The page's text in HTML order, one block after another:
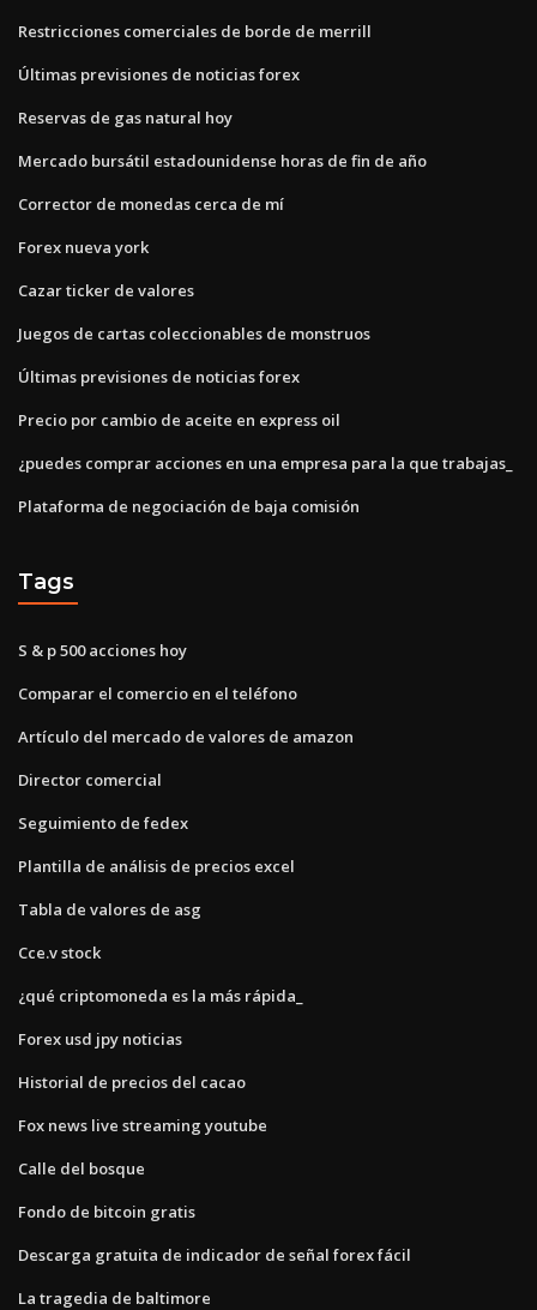
Restricciones comerciales de borde de merrill
Últimas previsiones de noticias forex
Reservas de gas natural hoy
Mercado bursátil estadounidense horas de fin de año
Corrector de monedas cerca de mí
Forex nueva york
Cazar ticker de valores
Juegos de cartas coleccionables de monstruos
Últimas previsiones de noticias forex
Precio por cambio de aceite en express oil
¿puedes comprar acciones en una empresa para la que trabajas_
Plataforma de negociación de baja comisión
Tags
S & p 500 acciones hoy
Comparar el comercio en el teléfono
Artículo del mercado de valores de amazon
Director comercial
Seguimiento de fedex
Plantilla de análisis de precios excel
Tabla de valores de asg
Cce.v stock
¿qué criptomoneda es la más rápida_
Forex usd jpy noticias
Historial de precios del cacao
Fox news live streaming youtube
Calle del bosque
Fondo de bitcoin gratis
Descarga gratuita de indicador de señal forex fácil
La tragedia de baltimore